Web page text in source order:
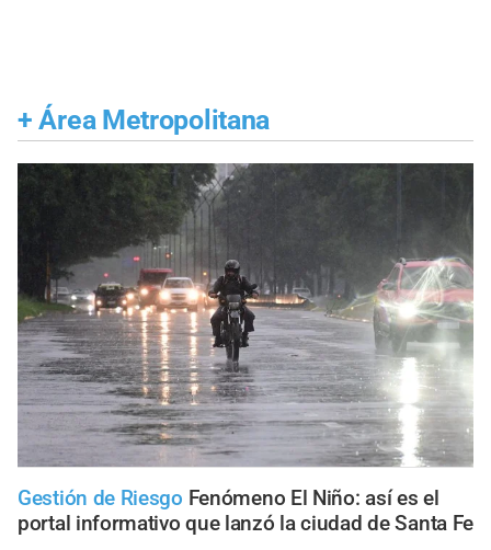
+ Área Metropolitana
Gestión de Riesgo Fenómeno El Niño: así es el
portal informativo que lanzó la ciudad de Santa Fe